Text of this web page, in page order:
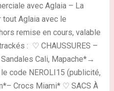
avec Aglaia – La
Aglaia avec le
remise en cours, valable
: ♡ CHAUSSURES –
Cali, Mapache*→
code NEROLI15 (publicité,
Crocs Miami* ♡ SACS À